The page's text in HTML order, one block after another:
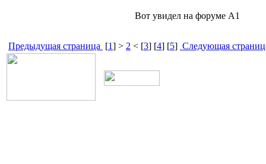
Вот увидел на форуме А1
Предыдущая страница [1] > 2 < [3] [4] [5] Следующая